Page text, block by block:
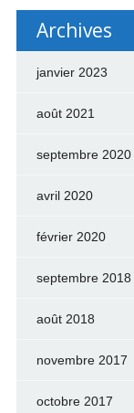
Archives
janvier 2023
août 2021
septembre 2020
avril 2020
février 2020
septembre 2018
août 2018
novembre 2017
octobre 2017